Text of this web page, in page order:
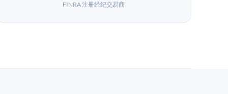
FINRA 注册经纪交易商